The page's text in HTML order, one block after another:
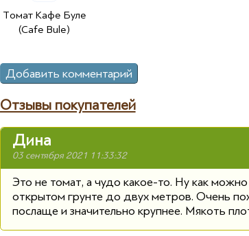
Томат Кафе Буле
(Cafe Bule)
Отзывы покупателей
Дина
03 сентября 2021 11:33:32
Это не томат, а чудо какое-то. Ну как
открытом грунте до двух метров. Очень
послаще и значительно крупнее. Мякоть